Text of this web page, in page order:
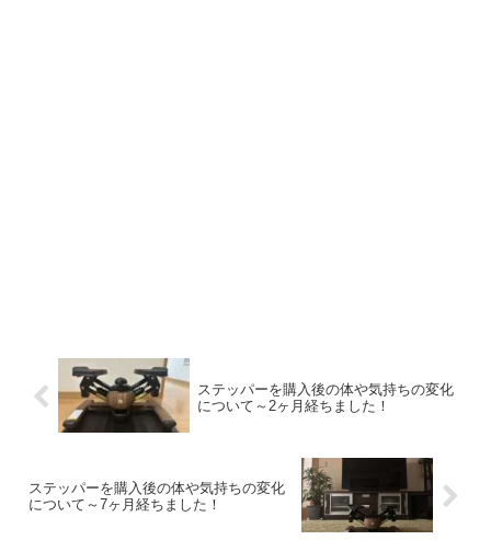
ステッパーを購入後の体や気持ちの変化
について～2ヶ月経ちました！
ステッパーを購入後の体や気持ちの変化
について～7ヶ月経ちました！